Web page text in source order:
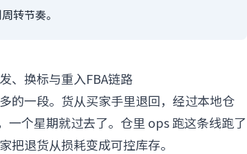
转节奏。
、换标与重入FBA链路
的一段。货从买家手里退回，经过本地仓
一个星期就过去了。仓里 ops 跑这条线跑了
把退货从损耗变成可控库存。